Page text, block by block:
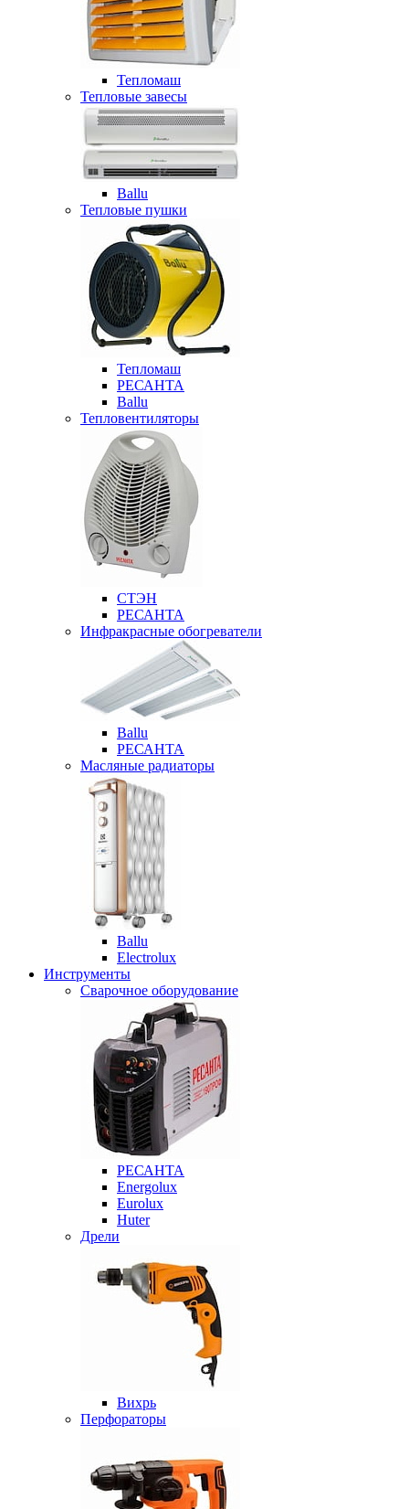
Тепломаш
Тепловые завесы
Ballu
Тепловые пушки
Тепломаш
РЕСАНТА
Ballu
Тепловентиляторы
СТЭН
РЕСАНТА
Инфракрасные обогреватели
Ballu
РЕСАНТА
Масляные радиаторы
Ballu
Electrolux
Инструменты
Сварочное оборудование
РЕСАНТА
Energolux
Eurolux
Huter
Дрели
Вихрь
Перфораторы